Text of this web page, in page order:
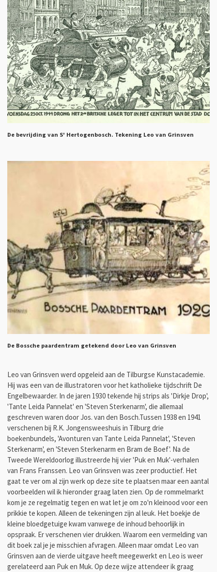
De bevrijding van S' Hertogenbosch. Tekening Leo van Grinsven
De Bossche paardentram getekend door Leo van Grinsven
Leo van Grinsven werd opgeleid aan de Tilburgse Kunstacademie.
Hij was een van de illustratoren voor het katholieke tijdschrift De
Engelbewaarder. In de jaren 1930 tekende hij strips als 'Dirkje Drop',
'Tante Leida Pannelat' en 'Steven Sterkenarm', die allemaal
geschreven waren door Jos. van den Bosch.Tussen 1938 en 1941
verschenen bij R.K. Jongensweeshuis in Tilburg drie
boekenbundels, 'Avonturen van Tante Leida Pannelat', 'Steven
Sterkenarm', en 'Steven Sterkenarm en Bram de Boef'. Na de
Tweede Wereldoorlog illustreerde hij vier 'Puk en Muk'-verhalen
van Frans Franssen. Leo van Grinsven was zeer productief. Het
gaat te ver om al zijn werk op deze site te plaatsen maar een aantal
voorbeelden wil ik hieronder graag laten zien. Op de rommelmarkt
kom je ze regelmatig tegen en wat let je om zo'n kleinood voor een
prikkie te kopen. Alleen de tekeningen zijn al leuk. Het boekje de
kleine bloedgetuige kwam vanwege de inhoud behoorlijk in
opspraak. Er verschenen vier drukken. Waarom een vermelding van
dit boek zal je je misschien afvragen. Alleen maar omdat Leo van
Grinsven aan de vierde uitgave heeft meegewerkt en Leo is weer
gerelateerd aan Puk en Muk. Op deze wijze attendeer ik graag